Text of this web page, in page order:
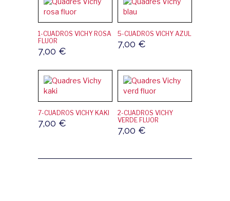
1-CUADROS VICHY ROSA
FLUOR
7,00 €
5-CUADROS VICHY AZUL
7,00 €
7-CUADROS VICHY KAKI
7,00 €
2-CUADROS VICHY
VERDE FLUOR
7,00 €